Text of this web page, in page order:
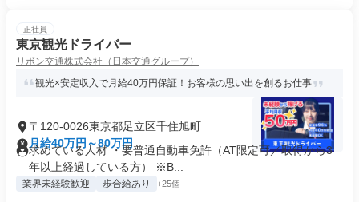
正社員
東京観光ドライバー
リボン交通株式会社（日本交通グループ）
観光×安定収入で月給40万円保証！お客様の思い出を創るお仕事
〒120-0026東京都足立区千住旭町
月給40万円～80万円
求めている人材 ・要普通自動車免許（AT限定可／取得から3
年以上経過している方） ※B...
業界未経験歓迎 歩合給あり +25個